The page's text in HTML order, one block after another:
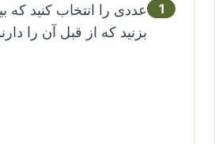
1
بزنید که از قبل آن را